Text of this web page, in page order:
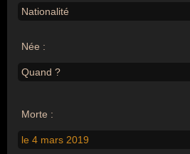
Nationalité
Née :
Quand ?
Morte :
le 4 mars 2019